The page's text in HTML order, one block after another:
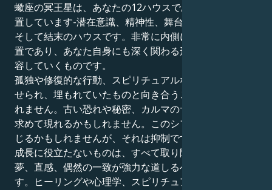
蠍座の冥王星は、あなたの12ハウスである射手座に位
置しています-潜在意識、精神性、舞台裏のパターン、
そして結末のハウスです。非常に内側に深く入り込む配
置であり、あなた自身にも深く関わる形で、水面下で変
容していくものです。
孤独や修復的な行動、スピリチュアルな修行へと引き寄
せられ、埋もれていたものと向き合うことになるかもし
れません。古い恐れや秘密、カルマのサイクルが解放を
求めて現れるかもしれません。このシフトは時に重く感
じるかもしれませんが、それは抑制です：もうあなたの
成長に役立たないものは、すべて取り除かれるのです。
夢、直感、偶然の一致が強力な道しるべとして現れま
す。ヒーリングや心理学、スピリチュアルリーディング